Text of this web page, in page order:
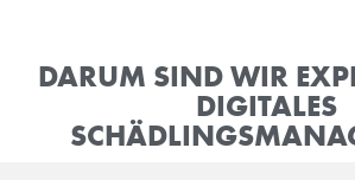
DARUM SIND WIR
DIGITALES